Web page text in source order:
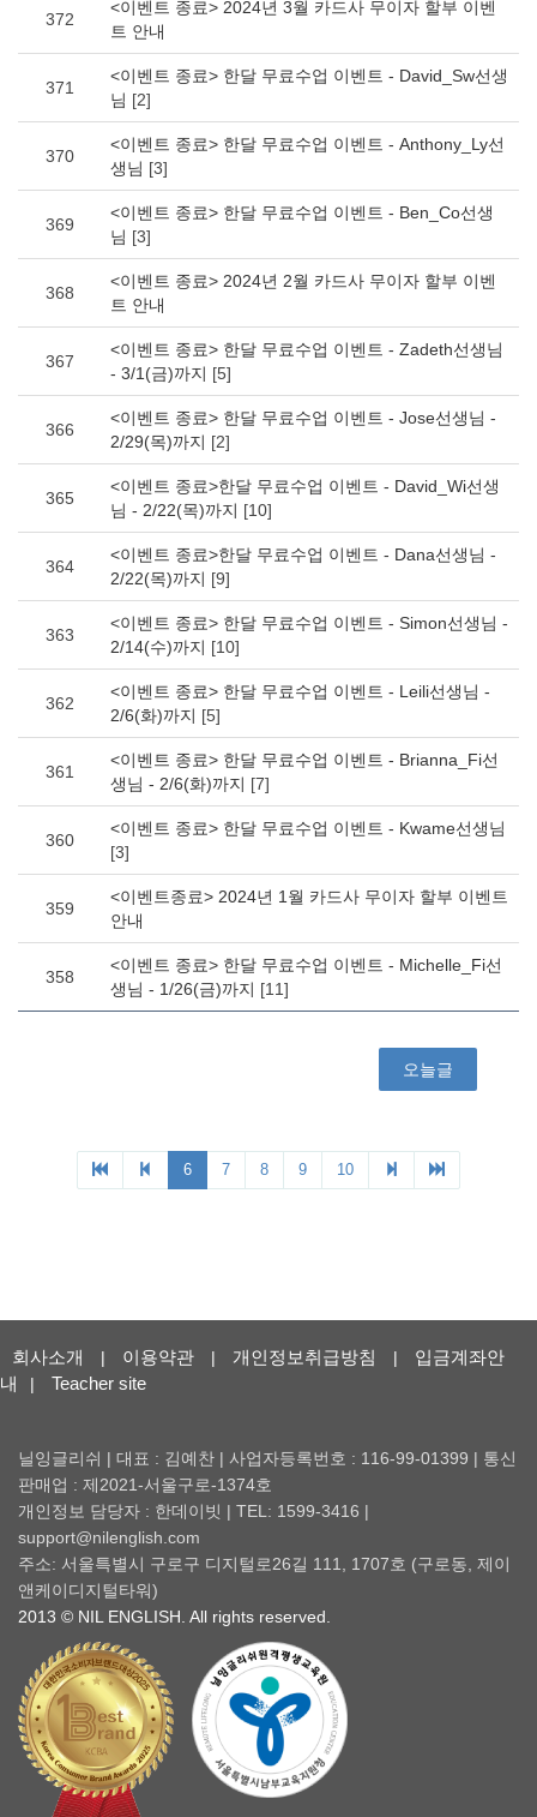
회사소개 | 이용약관 | 개인정보취급방침 |
입금계좌안
내
| Teacher site
닐잉글리쉬 | 대표 : 김예찬 | 사업자등록번호 : 116-99-01399 | 통신
판매업 : 제2021-서울구로-1374호
개인정보 담당자 : 한데이빗 | TEL: 1599-3416 |
support@nilenglish.com
주소: 서울특별시 구로구 디지털로26길 111, 1707호 (구로동, 제이
앤케이디지털타워)
2013 © NIL ENGLISH. All rights reserved.